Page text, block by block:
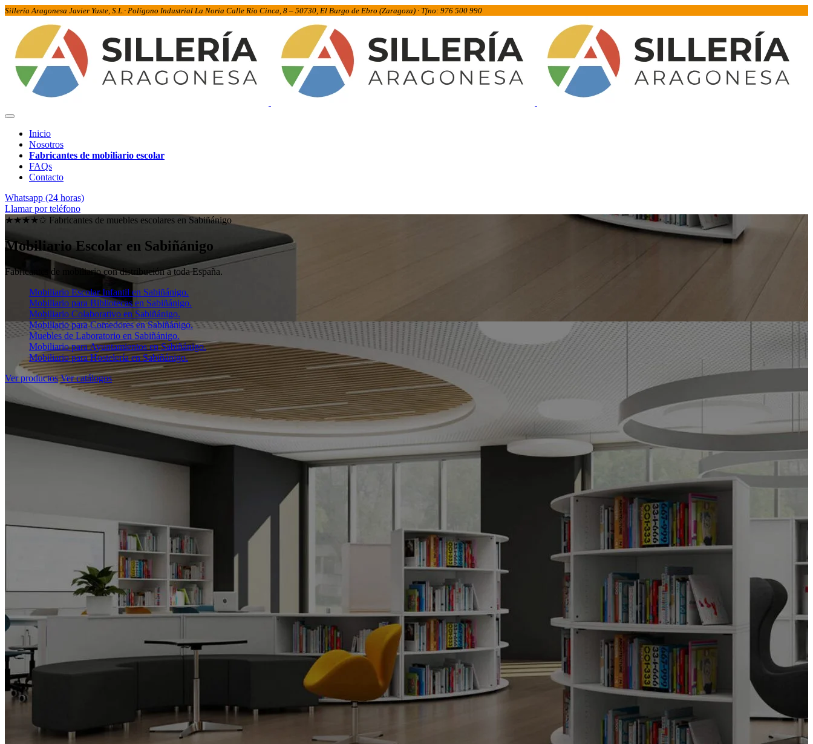
Sillería Aragonesa Javier Yuste, S.L.· Polígono Industrial La Noria Calle Río Cinca, 8 – 50730, El Burgo de Ebro (Zaragoza) · Tfno: 976 500 990
Inicio
Nosotros
Fabricantes de mobiliario escolar
FAQs
Contacto
Whatsapp (24 horas)
Llamar por teléfono
★★★★✩ Fabricantes de muebles escolares en Sabiñánigo
Mobiliario Escolar en Sabiñánigo
Fabricantes de mobiliario con distribución a toda España.
Mobiliario Escolar Infantil en Sabiñánigo.
Mobiliario para Bibliotecas en Sabiñánigo.
Mobiliario Colaborativo en Sabiñánigo.
Mobiliario para Comedores en Sabiñánigo.
Muebles de Laboratorio en Sabiñánigo.
Mobiliario para Ayuntamientos en Sabiñánigo.
Mobiliario para Hostelería en Sabiñánigo.
Ver productos Ver catálogos